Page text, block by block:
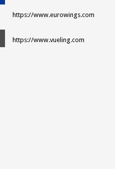
https://www.eurowings.com
https://www.vueling.com